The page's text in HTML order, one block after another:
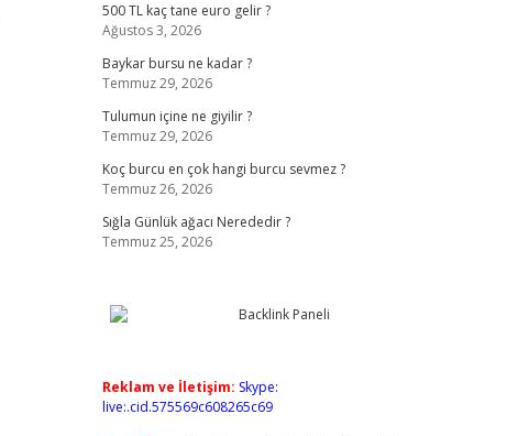
500 TL kaç tane euro gelir ?
Ağustos 3, 2026
Baykar bursu ne kadar ?
Temmuz 29, 2026
Tulumun içine ne giyilir ?
Temmuz 29, 2026
Koç burcu en çok hangi burcu sevmez ?
Temmuz 26, 2026
Sığla Günlük ağacı Nerededir ?
Temmuz 25, 2026
Reklam ve İletişim: Skype:
live:.cid.575569c608265c69